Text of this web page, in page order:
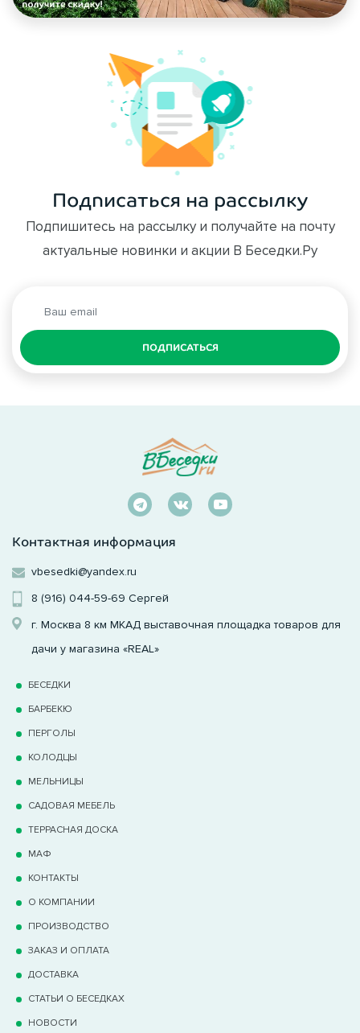
Подписаться на рассылку
Подпишитесь на рассылку и получайте на почту
актуальные новинки и акции В Беседки.Ру
ПОДПИСАТЬСЯ
Контактная информация
vbesedki@yandex.ru
8 (916) 044-59-69 Сергей
г. Москва 8 км МКАД выставочная площадка товаров для
дачи у магазина «REAL»
БЕСЕДКИ
БАРБЕКЮ
ПЕРГОЛЫ
КОЛОДЦЫ
МЕЛЬНИЦЫ
САДОВАЯ МЕБЕЛЬ
ТЕРРАCНАЯ ДОСКА
МАФ
КОНТАКТЫ
О КОМПАНИИ
ПРОИЗВОДСТВО
ЗАКАЗ И ОПЛАТА
ДОСТАВКА
СТАТЬИ О БЕСЕДКАХ
НОВОСТИ